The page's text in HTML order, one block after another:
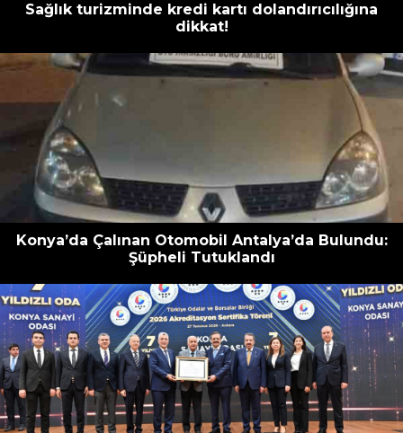
Sağlık turizminde kredi kartı dolandırıcılığına
dikkat!
Konya’da Çalınan Otomobil Antalya’da Bulundu:
Şüpheli Tutuklandı